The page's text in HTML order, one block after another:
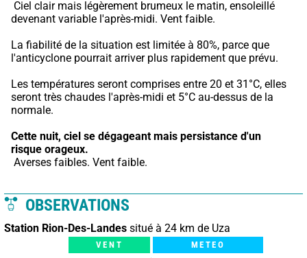
devenant variable l'après-midi. Vent faible.
La fiabilité de la situation est limitée à 80%, parce que
l'anticyclone pourrait arriver plus rapidement que prévu.
Les températures seront comprises entre 20 et 31°C, elles
seront très chaudes l'après-midi et 5°C au-dessus de la
normale.
Cette nuit, ciel se dégageant mais persistance d'un
risque orageux.
Averses faibles. Vent faible.
OBSERVATIONS
Station Rion-Des-Landes situé à 24 km de Uza
VENT METEO